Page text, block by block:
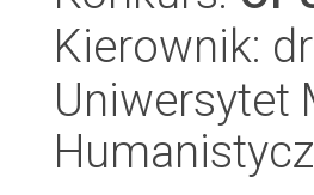
Kierownik:
Uniwersytet